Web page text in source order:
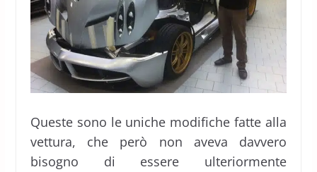
Queste sono le uniche modifiche fatte alla
vettura, che però non aveva davvero
bisogno di essere ulteriormente